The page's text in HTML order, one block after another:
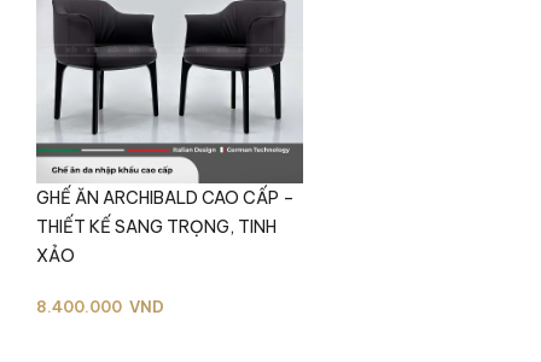
GHẾ ĂN ARCHIBALD CAO CẤP –
THIẾT KẾ SANG TRỌNG, TINH
XẢO
8.400.000 VND